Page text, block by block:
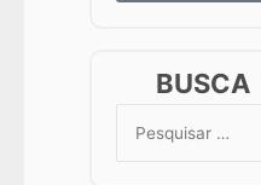
BUSCA
Search